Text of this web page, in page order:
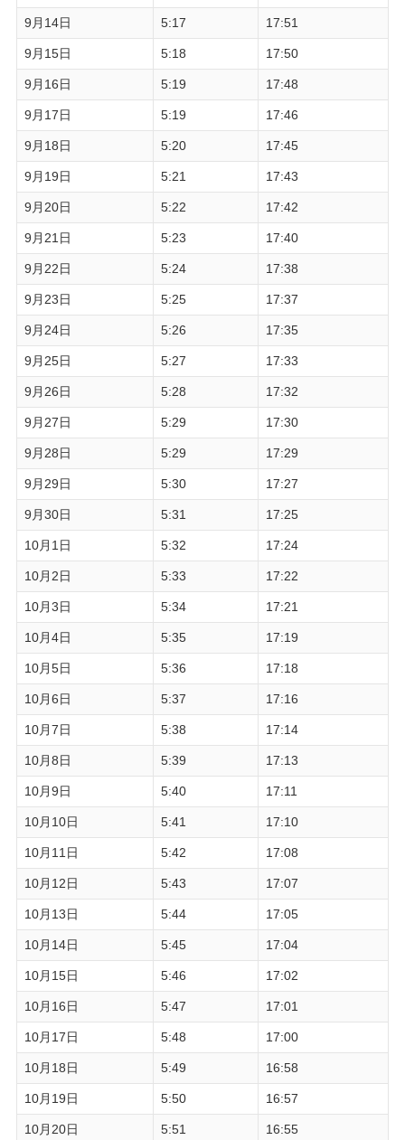
9月14日 5:17 17:51
9月15日 5:18 17:50
9月16日 5:19 17:48
9月17日 5:19 17:46
9月18日 5:20 17:45
9月19日 5:21 17:43
9月20日 5:22 17:42
9月21日 5:23 17:40
9月22日 5:24 17:38
9月23日 5:25 17:37
9月24日 5:26 17:35
9月25日 5:27 17:33
9月26日 5:28 17:32
9月27日 5:29 17:30
9月28日 5:29 17:29
9月29日 5:30 17:27
9月30日 5:31 17:25
10月1日 5:32 17:24
10月2日 5:33 17:22
10月3日 5:34 17:21
10月4日 5:35 17:19
10月5日 5:36 17:18
10月6日 5:37 17:16
10月7日 5:38 17:14
10月8日 5:39 17:13
10月9日 5:40 17:11
10月10日 5:41 17:10
10月11日 5:42 17:08
10月12日 5:43 17:07
10月13日 5:44 17:05
10月14日 5:45 17:04
10月15日 5:46 17:02
10月16日 5:47 17:01
10月17日 5:48 17:00
10月18日 5:49 16:58
10月19日 5:50 16:57
10月20日 5:51 16:55